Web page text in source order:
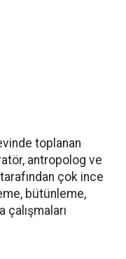
toplanan
antropolog ve
çok ince
bütünleme,